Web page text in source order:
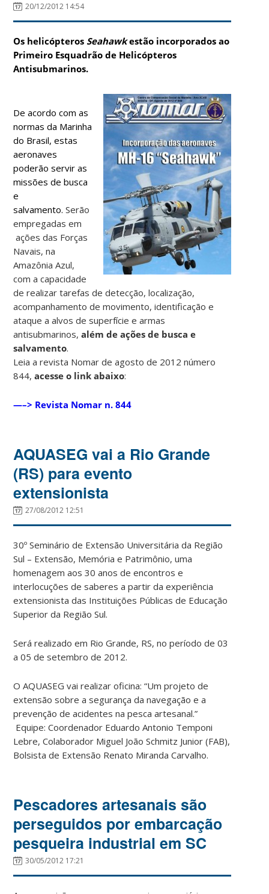
20/12/2012 14:54
Os helicópteros Seahawkestão incorporados ao
Primeiro Esquadrão de Helicópteros
Antisubmarinos.
De acordo com as
normas da Marinha
do Brasil, estas
aeronaves
poderão servir as
missões de busca
e
salvamento.Serão
empregadas em
ações das Forças
Navais, na
Amazônia Azul,
com a capacidade
de realizar tarefas de detecção, localização,
acompanhamento de movimento, identificação e
ataque a alvos de superfície e armas
antisubmarinos,além de ações de busca e
salvamento.
Leia a revista Nomar de agosto de 2012 número
844,acesse o link abaixo:
—–> Revista Nomar n. 844
AQUASEG vai a Rio Grande
(RS) para evento
extensionista
27/08/2012 12:51
30º Seminário de Extensão Universitária da Região
Sul – Extensão, Memória e Patrimônio, uma
homenagem aos 30 anos de encontros e
interlocuções de saberes a partir da experiência
extensionista das Instituições Públicas de Educação
Superior da Região Sul.
Será realizado em Rio Grande, RS, no período de 03
a 05 de setembro de 2012.
O AQUASEG vai realizar oficina: “Um projeto de
extensão sobre a segurança da navegação e a
prevenção de acidentes na pesca artesanal.”
Equipe: Coordenador Eduardo Antonio Temponi
Lebre, Colaborador Miguel João Schmitz Junior (FAB),
Bolsista de Extensão Renato Miranda Carvalho.
Pescadores artesanais são
perseguidos por embarcação
pesqueira industrial em SC
30/05/2012 17:21